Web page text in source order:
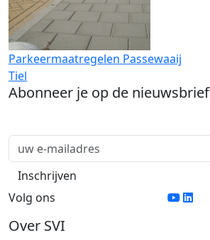
Parkeermaatregelen Passewaaij
Tiel
Abonneer je op de nieuwsbrief
Volg ons
Over SVI